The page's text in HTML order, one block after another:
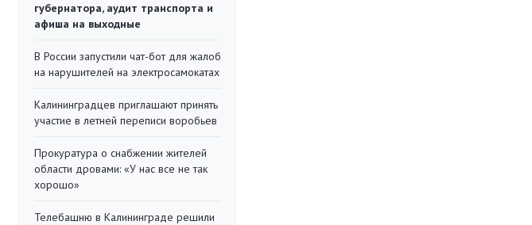
губернатора, аудит транспорта и
афиша на выходные
В России запустили чат-бот для жалоб
на нарушителей на электросамокатах
Калининградцев приглашают принять
участие в летней переписи воробьев
Прокуратура о снабжении жителей
области дровами: «У нас все не так
хорошо»
Телебашню в Калининграде решили